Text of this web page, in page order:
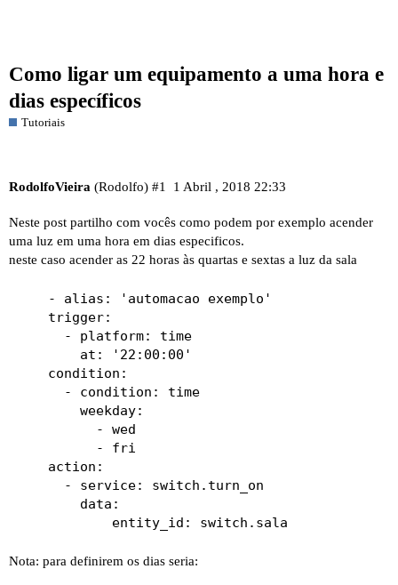
Como ligar um equipamento a uma hora e
dias específicos
Tutoriais
RodolfoVieira (Rodolfo) 1 Abril , 2018 22:33
#1
Neste post partilho com vocês como podem por exemplo acender
uma luz em uma hora em dias especificos.
neste caso acender as 22 horas às quartas e sextas a luz da sala
    - alias: 'automacao exemplo'
    trigger:
      - platform: time
        at: '22:00:00'
    condition:
      - condition: time
        weekday:
          - wed
          - fri
    action:
      - service: switch.turn_on
        data:
Nota: para definirem os dias seria: